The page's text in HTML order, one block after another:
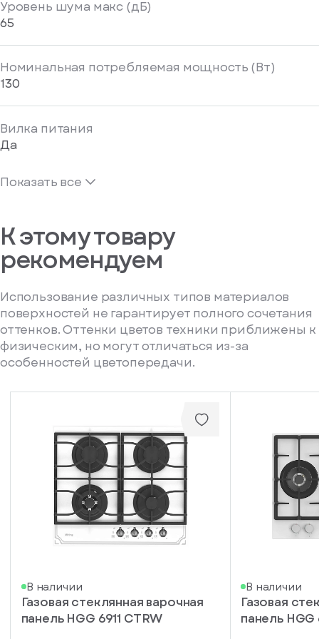
Уровень шума макс (дБ)
65
Номинальная потребляемая мощность (Вт)
130
Вилка питания
Да
Показать все
К этому товару
рекомендуем
Использование различных типов материалов
поверхностей не гарантирует полного сочетания
оттенков. Оттенки цветов техники приближены к
физическим, но могут отличаться из-за
особенностей цветопередачи.
В наличии
Газовая стеклянная варочная
панель HGG 6911 CTRW
В наличии
Газовая
панель